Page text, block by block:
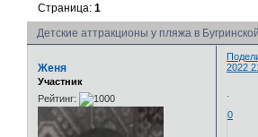
Детские аттракционы у пляжа в
Страница:1
2022
Женя
Участник
Рейтинг:
0